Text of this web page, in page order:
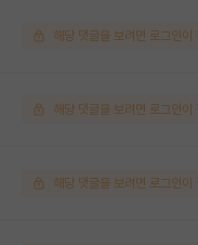
해당 댓글을 보려면 로그인이
해당 댓글을 보려면 로그인이
해당 댓글을 보려면 로그인이